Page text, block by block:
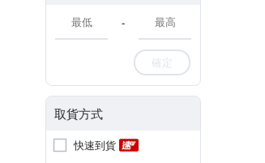
-
確定
取貨方式
快速到貨